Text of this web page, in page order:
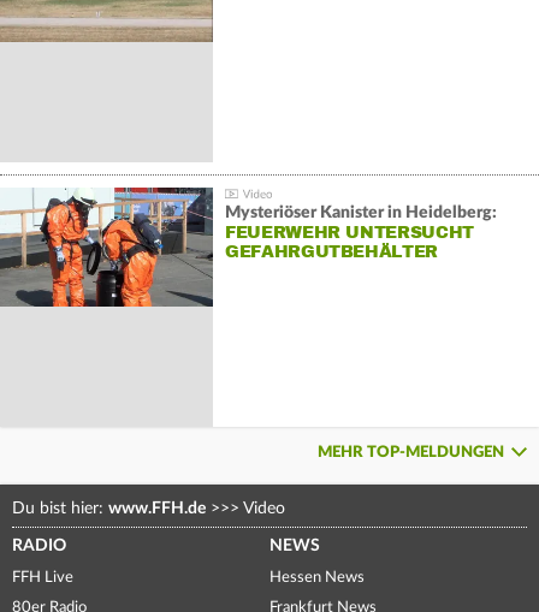
Mysteriöser Kanister in Heidelberg:
FEUERWEHR UNTERSUCHT
GEFAHRGUTBEHÄLTER
MEHR TOP-MELDUNGEN
Du bist hier: www.FFH.de >>> Video
RADIO
FFH Live
80er Radio
NEWS
Hessen News
Frankfurt News